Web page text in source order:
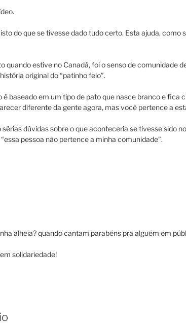
do que se tivesse dado tudo certo. Esta ajuda, como
quando estive no Canadá, foi o senso de comunidade
original do “patinho feio”.
é baseado em um tipo de pato que nasce branco e fica
diferente da gente agora, mas você pertence a
dúvidas sobre o que aconteceria se tivesse sido
pessoa não pertence a minha comunidade”.
alheia? quando cantam parabéns pra alguém em
solidariedade!